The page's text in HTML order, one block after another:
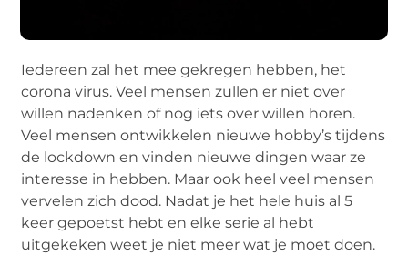
Iedereen zal het mee gekregen hebben, het
corona virus. Veel mensen zullen er niet over
willen nadenken of nog iets over willen horen.
Veel mensen ontwikkelen nieuwe hobby’s tijdens
de lockdown en vinden nieuwe dingen waar ze
interesse in hebben. Maar ook heel veel mensen
vervelen zich dood. Nadat je het hele huis al 5
keer gepoetst hebt en elke serie al hebt
uitgekeken weet je niet meer wat je moet doen.